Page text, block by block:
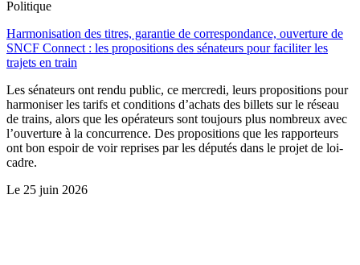
Politique
Harmonisation des titres, garantie de correspondance, ouverture de
SNCF Connect : les propositions des sénateurs pour faciliter les
trajets en train
Les sénateurs ont rendu public, ce mercredi, leurs propositions pour
harmoniser les tarifs et conditions d’achats des billets sur le réseau
de trains, alors que les opérateurs sont toujours plus nombreux avec
l’ouverture à la concurrence. Des propositions que les rapporteurs
ont bon espoir de voir reprises par les députés dans le projet de loi-
cadre.
Le 25 juin 2026